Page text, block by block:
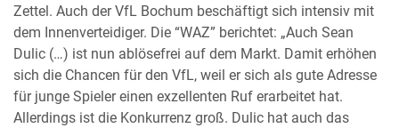
Zettel. Auch der VfL Bochum beschäftigt sich intensiv mit
dem Innenverteidiger. Die “WAZ” berichtet: „Auch Sean
Dulic (…) ist nun ablösefrei auf dem Markt. Damit erhöhen
sich die Chancen für den VfL, weil er sich als gute Adresse
für junge Spieler einen exzellenten Ruf erarbeitet hat.
Allerdings ist die Konkurrenz groß. Dulic hat auch das